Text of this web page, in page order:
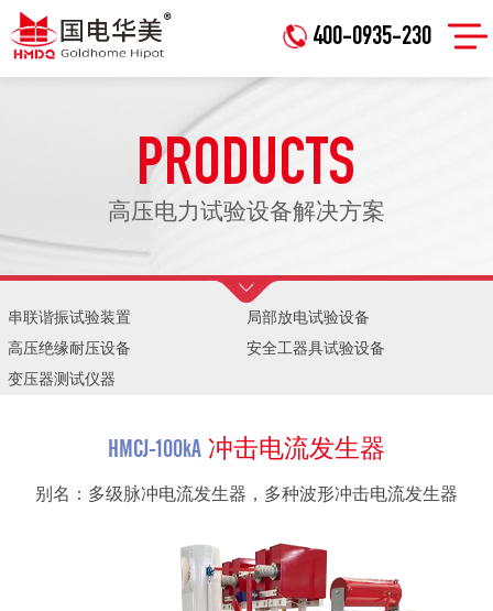
400-0935-230
PRODUCTS
高压电力试验设备解决方案
串联谐振试验装置
局部放电试验设备
高压绝缘耐压设备
安全工器具试验设备
变压器测试仪器
HMCJ-100kA冲击电流发生器
别名：多级脉冲电流发生器，多种波形冲击电流发生器